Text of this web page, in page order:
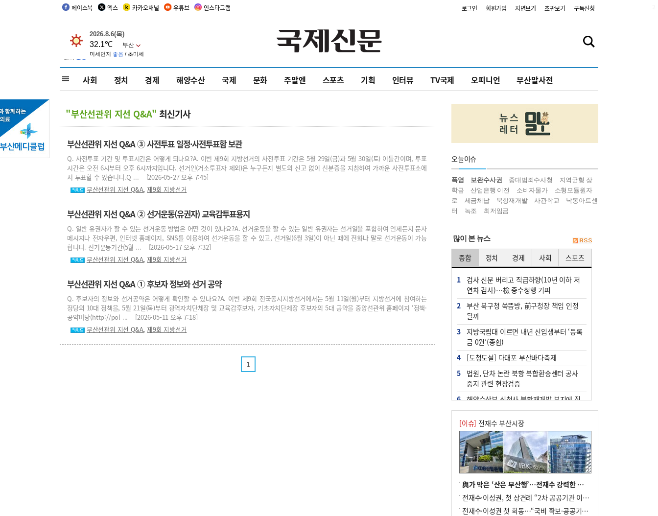
페이스북 엑스 카카오채널 유튜브 인스타그램 로그인 회원가입 지면보기 초판보기 구독신청
사회 정치 경제 해양수산 국제 문화 주말엔 스포츠 기획 인터뷰 TV국제 오피니언 부산말사전
"부산선관위 지선 Q&A" 최신기사
부산선관위 지선 Q&A ③ 사전투표 일정·사전투표함 보관
Q. 사전투표 기간 및 투표시간은 어떻게 되나요?A. 이번 제9회 지방선거의 사전투표 기간은 5월 29일(금)과 5월 30일(토) 이틀간이며, 투표
시간은 오전 6시부터 오후 6시까지입니다. 선거인(거소투표자 제외)은 누구든지 별도의 신고 없이 신분증을 지참하여 가까운 사전투표소에
서 투표할 수 있습니다.Q ... [2026-05-27 오후 7:45]
부산선관위 지선 Q&A,제9회 지방선거
부산선관위 지선 Q&A ② 선거운동(유권자) 교육감투표용지
Q. 일반 유권자가 할 수 있는 선거운동 방법은 어떤 것이 있나요?A. 선거운동을 할 수 있는 일반 유권자는 선거일을 포함하여 언제든지 문자
메시지나 전자우편, 인터넷 홈페이지, SNS를 이용하여 선거운동을 할 수 있고, 선거일(6월 3일)이 아닌 때에 전화나 말로 선거운동이 가능
합니다. 선거운동기간(5월 ... [2026-05-17 오후 7:32]
부산선관위 지선 Q&A,제9회 지방선거
부산선관위 지선 Q&A ① 후보자 정보와 선거 공약
Q. 후보자의 정보와 선거공약은 어떻게 확인할 수 있나요?A. 이번 제9회 전국동시지방선거에서는 5월 11일(월)부터 지방선거에 참여하는
정당의 10대 정책을, 5월 21일(목)부터 광역자치단체장 및 교육감후보자, 기초자치단체장 후보자의 5대 공약을 중앙선관위 홈페이지 ‘정책·
공약마당(http://pol ... [2026-05-11 오후 7:18]
부산선관위 지선 Q&A,제9회 지방선거
1
오늘이슈
폭염 보완수사권 중대범죄수사청
지역균형 장
학금
산업은행 이전 소비자물가
소형모듈원자
로
세금체납 북항재개발 사관학교
낙동아트센
터
녹조 최저임금
많이 본 뉴스
종합 정치 경제 사회 스포츠
1
검사 신분 버리고 직급하향(10년 이하 저
연차 검사)…檢 중수청행 기피
2
부산 북구청 쑥뜸방, 前구청장 책임 인정
될까
3
지방국립대 이르면 내년 신입생부터 ‘등록
금 0원’(종합)
4
[도청도설] 다대포 부산바다축제
5
법원, 단차 논란 북항 복합환승센터 공사
중지 관련 현장검증
6
해양수산부 신청사 북항재개발 부지에 짓
는다
7
지역 상권도 말라죽을 판이라…가뭄 속 밀
양물축제 강행 논란
8
통영시민 추석 전 35만 원 받는다
9
부산 철강공장 50대 노동자 추락사
10 국힘 부산시당, ‘정이한 조력’ 시의원 윤리
위에…‘한동훈 지지’도 신고접수
[이슈] 전재수 부산시장
與가 막은 ‘산은 부산행’…전재수 강력한 의지 표명 없인 공염불
전재수·이성권, 첫 상견례 “2차 공공기관 이전 초당 협력”(종합)
전재수·이성권 첫 회동…“국비 확보·공공기관 이전 협력”